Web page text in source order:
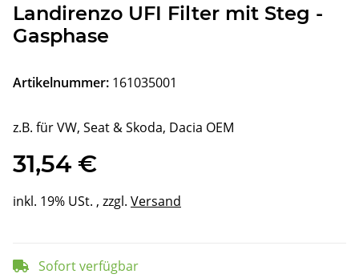
Landirenzo UFI Filter mit Steg -
Gasphase
Artikelnummer: 161035001
z.B. für VW, Seat & Skoda, Dacia OEM
31,54 €
inkl. 19% USt. , zzgl. Versand
Sofort verfügbar